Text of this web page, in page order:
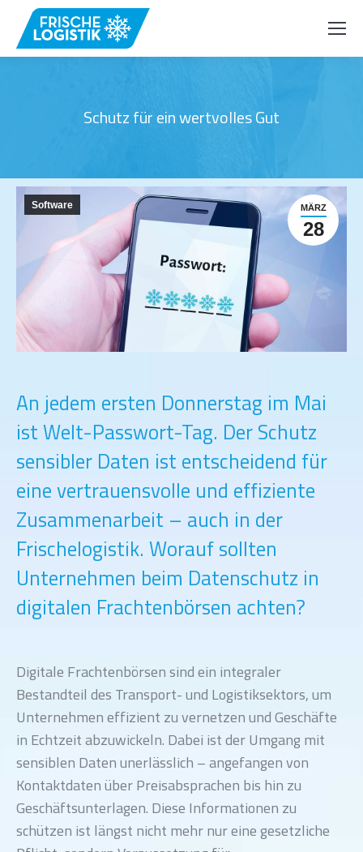
Schutz für ein wertvolles Gut
MÄRZ
28
Software
An jedem ersten Donnerstag im Mai
ist Welt-Passwort-Tag. Der Schutz
sensibler Daten ist entscheidend für
eine vertrauensvolle und effiziente
Zusammenarbeit – auch in der
Frischelogistik. Worauf sollten
Unternehmen beim Datenschutz in
digitalen Frachtenbörsen achten?
Digitale Frachtenbörsen sind ein integraler
Bestandteil des Transport- und Logistiksektors, um
Unternehmen effizient zu vernetzen und Geschäfte
in Echtzeit abzuwickeln. Dabei ist der Umgang mit
sensiblen Daten unerlässlich – angefangen von
Kontaktdaten über Preisabsprachen bis hin zu
Geschäftsunterlagen. Diese Informationen zu
schützen ist längst nicht mehr nur eine gesetzliche